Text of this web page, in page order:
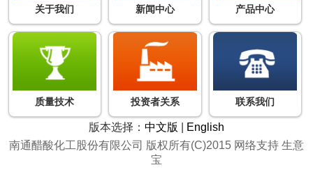
关于我们 新闻中心 产品中心
质量技术 投资者关系 联系我们
版本选择： 中文版
English
南通醋酸化工股份有限公司 版权所有(C)2015 网络支持 生意
宝